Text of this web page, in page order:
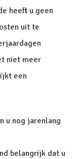
heeft u geen
uit te
niet meer
een
u nog jarenlang
belangrijk dat u